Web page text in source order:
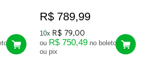
R$ 789,99
10x R$ 79,00
ou R$ 750,49 no boleto
ou pix